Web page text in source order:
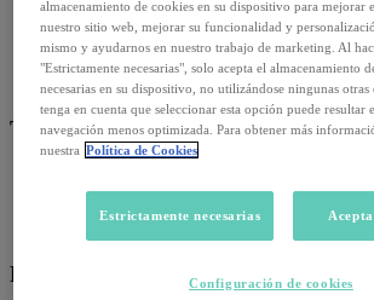
Empleo y relaciones laborales
Futuro del trabajo y tecnología
Salud y prevención
Talento y formación
Temas de actualidad:
Salud emocional y post-pandemia
Recursos:
almacenamiento de cookies en su dispositivo para mejorar
nuestro sitio web, mejorar su funcionalidad y
mismo y ayudarnos en nuestro trabajo de marketing. Al
"Estrictamente necesarias", solo acepta el almacenamiento
necesarias en su dispositivo, no utilizándose ningunas otras
tenga en cuenta que seleccionar esta opción puede resultar
navegación menos optimizada. Para obtener más
nuestra Política de Cookies
Estrictamente necesarias
Configuración de cookies